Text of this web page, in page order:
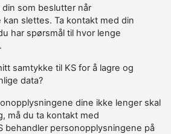
som beslutter når
slettes. Ta kontakt med din
har spørsmål til hvor lenge
samtykke til KS for å lagre og
data?
dine ikke lenger skal
må du ta kontakt med
behandler personopplysningene på